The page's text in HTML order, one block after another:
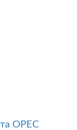
OPEC